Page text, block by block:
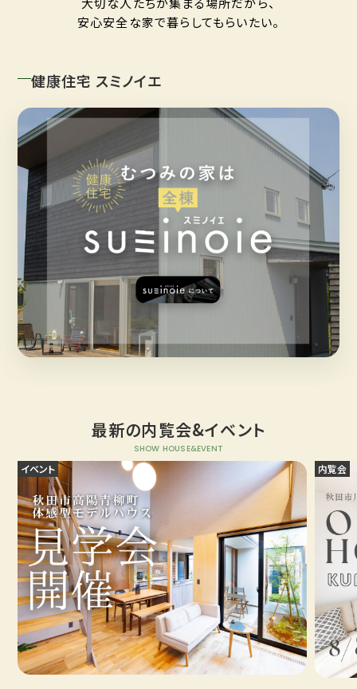
安心安全な家で暮らしてもらいたい。
健康住宅 スミノイエ
最新の内覧会&イベント
SHOW HOUSE&EVENT
イベント 内覧会